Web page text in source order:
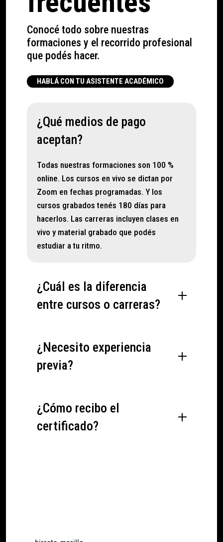
Conocé tod o sobre nuestras
formaciones y el recorrido profesional
que podés hacer.
HABLÁ CON TU ASISTENTE ACADÉMICO
¿Qué medios de pago
aceptan?
Todas nuestras formaciones son 100 %
online. Los cursos en vivo se dictan por
Zoom en fechas programadas. Y los
cursos grabadostenés 180 días para
hacerlos. Las carreras incluyen clases en
vivo y material grabado que podés
estudiar a tu ritmo.
¿Cuál es la diferencia
entre cursos o carreras?
¿Necesito experiencia
previa?
¿Cómo recibo el
certificado?